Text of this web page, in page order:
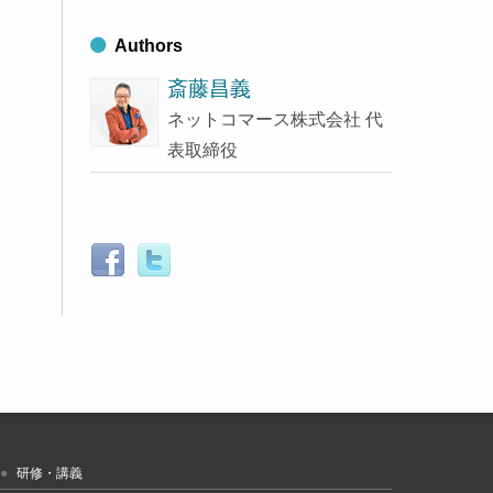
Authors
斎藤昌義
ネットコマース株式会社 代
表取締役
研修・講義